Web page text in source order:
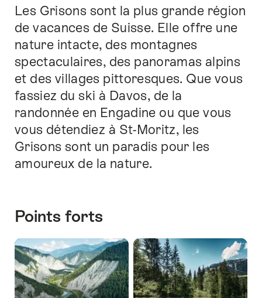
directement
aux
points
forts
sur
cette
page.
Introduction
Les Grisons sont la plus grande région
de vacances de Suisse. Elle offre une
nature intacte, des montagnes
spectaculaires, des panoramas alpins
et des villages pittoresques. Que vous
fassiez du ski à Davos, de la
randonnée en Engadine ou que vous
vous détendiez à St-Moritz, les
Grisons sont un paradis pour les
amoureux de la nature.
Points forts